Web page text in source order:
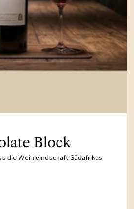
Block
die Weinleindschaft Südafrikas